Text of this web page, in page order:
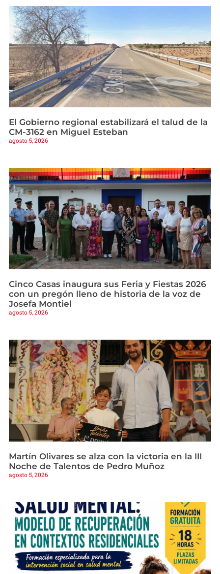
El Gobierno regional estabilizará el talud de la
CM-3162 en Miguel Esteban
agosto 5, 2026
Cinco Casas inaugura sus Feria y Fiestas 2026
con un pregón lleno de historia de la voz de
Josefa Montiel
agosto 5, 2026
Martín Olivares se alza con la victoria en la III
Noche de Talentos de Pedro Muñoz
agosto 5, 2026